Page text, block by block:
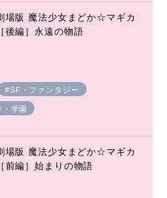
場版 魔法少女まどか☆マギカ
［後編］永遠の物語
#SF・ファンタジー
学園
場版 魔法少女まどか☆マギカ
［前編］始まりの物語